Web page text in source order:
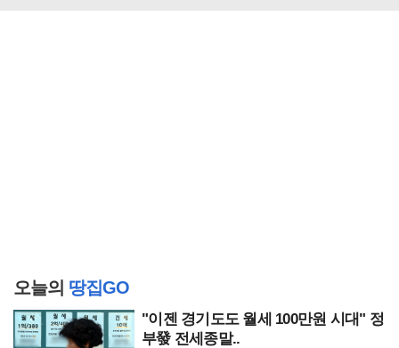
오늘의 땅집GO
"이젠 경기도도 월세 100만원 시대" 정
부發 전세종말..